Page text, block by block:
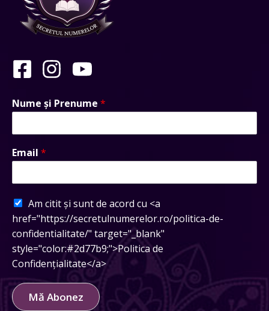
Nume și Prenume *
Email *
Am citit și sunt de acord cu <a
href="https://secretulnumerelor.ro/politica-de-
confidentialitate/" target="_blank"
style="color:#2d77b9;">Politica de
Confidențialitate</a>
Mă Abonez